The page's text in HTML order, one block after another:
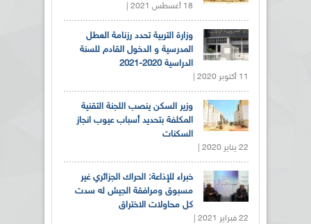
18 أغسطس 2021 |
وزارة التربية تحدد رزنامة العطل
المدرسية و الدخول القادم للسنة
الدراسية 2020-2021
11 أكتوبر 2020 |
وزير السكن ينصب اللجنة التقنية
المكلفة بتحديد أسباب عيوب انجاز
السكنات
22 يناير 2020 |
خبراء للإذاعة: الحراك الجزائري غير
مسبوق ومرافقة الجيش له سدت
كل محاولات الاختراق
22 فبراير 2021 |